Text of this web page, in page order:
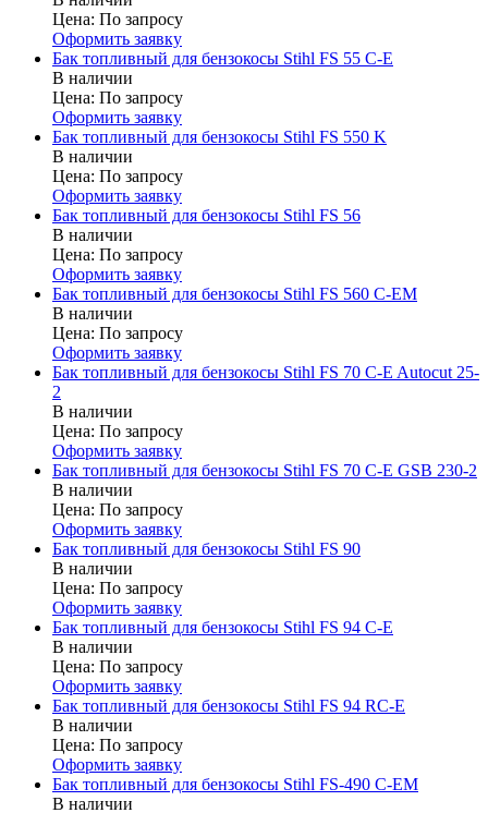
Цена: По запросу
Оформить заявку
Бак топливный для бензокосы Stihl FS 55 C-E
В наличии
Цена: По запросу
Оформить заявку
Бак топливный для бензокосы Stihl FS 550 K
В наличии
Цена: По запросу
Оформить заявку
Бак топливный для бензокосы Stihl FS 56
В наличии
Цена: По запросу
Оформить заявку
Бак топливный для бензокосы Stihl FS 560 C-EM
В наличии
Цена: По запросу
Оформить заявку
Бак топливный для бензокосы Stihl FS 70 C-E Autocut 25-
2
В наличии
Цена: По запросу
Оформить заявку
Бак топливный для бензокосы Stihl FS 70 C-E GSB 230-2
В наличии
Цена: По запросу
Оформить заявку
Бак топливный для бензокосы Stihl FS 90
В наличии
Цена: По запросу
Оформить заявку
Бак топливный для бензокосы Stihl FS 94 C-E
В наличии
Цена: По запросу
Оформить заявку
Бак топливный для бензокосы Stihl FS 94 RC-E
В наличии
Цена: По запросу
Оформить заявку
Бак топливный для бензокосы Stihl FS-490 C-EM
В наличии